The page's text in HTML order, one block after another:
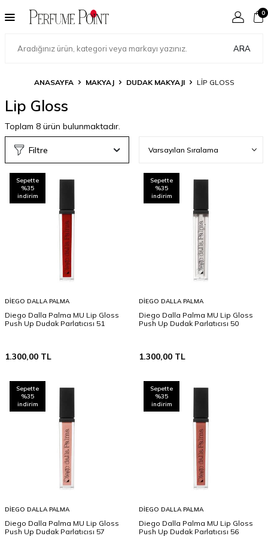
ARA
0
ANASAYFA MAKYAJ DUDAK MAKYAJI LIP GLOSS
Lip Gloss
Toplam 8 ürün bulunmaktadır.
Filtre
Sepette
%35
indirim
DIEGO DALLA PALMA
Diego Dalla Palma MU Lip Gloss
Push Up Dudak Parlatıcısı 51
1.300,00 TL
Sepette
%35
indirim
DIEGO DALLA PALMA
Diego Dalla Palma MU Lip Gloss
Push Up Dudak Parlatıcısı 50
1.300,00 TL
Sepette
%35
indirim
DIEGO DALLA PALMA
Diego Dalla Palma MU Lip Gloss
Push Up Dudak Parlatıcısı 57
Sepette
%35
indirim
DIEGO DALLA PALMA
Diego Dalla Palma MU Lip Gloss
Push Up Dudak Parlatıcısı 56